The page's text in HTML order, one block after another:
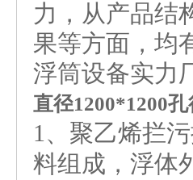
力，从产品结
果等方面，均
浮筒设备实力
直径1200*1200
1、聚乙烯拦
料组成，浮体